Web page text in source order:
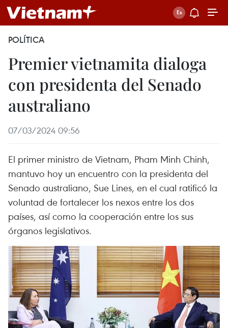
POLÍTICA
Premier vietnamita dialoga
con presidenta del Senado
australiano
07/03/2024 09:56
El primer ministro de Vietnam, Pham Minh Chinh,
mantuvo hoy un encuentro con la presidenta del
Senado australiano, Sue Lines, en el cual ratificó la
voluntad de fortalecer los nexos entre los dos
países, así como la cooperación entre los sus
órganos legislativos.